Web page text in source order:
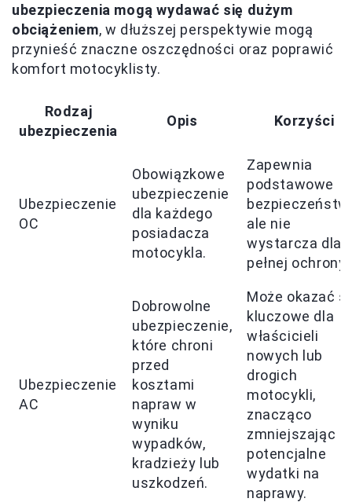
ubezpieczenia mogą wydawać się dużym
obciążeniem, w dłuższej perspektywie mogą
przynieść znaczne oszczędności oraz poprawić
komfort motocyklisty.
Rodzaj
ubezpieczenia
Opis Korzyści
Ubezpieczenie
OC
Obowiązkowe
ubezpieczenie
dla każdego
posiadacza
motocykla.
Zapewnia
podstawowe
ale nie
wystarcza dla
pełnej ochrony.
Ubezpieczenie
AC
Dobrowolne
ubezpieczenie,
które chroni
przed
kosztami
napraw w
wyniku
wypadków,
kradzieży lub
uszkodzeń.
Może okazać
kluczowe dla
właścicieli
nowych lub
drogich
motocykli,
znacząco
zmniejszając
potencjalne
wydatki na
naprawy.